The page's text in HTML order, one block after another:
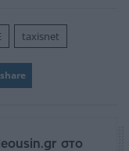
taxisnet
share
στο